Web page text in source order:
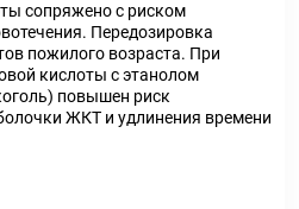
сопряжено с риском
Передозировка
пожилого возраста. При
кислоты с этанолом
повышен риск
ЖКТ и удлинения времени